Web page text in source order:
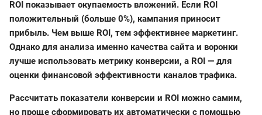
ROI показывает окупаемость вложений. Если ROI
положительный (больше 0%), кампания приносит
прибыль. Чем выше ROI, тем эффективнее маркетинг.
Однако для анализа именно качества сайта и воронки
лучше использовать метрику конверсии, а ROI — для
оценки финансовой эффективности каналов трафика.
Рассчитать показатели конверсии и ROI можно самим,
но проще сформировать их автоматически с помощью